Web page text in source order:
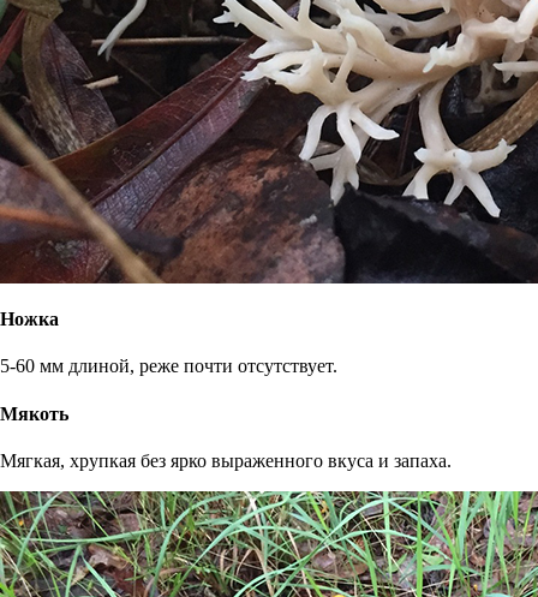
Ножка
5-60 мм длиной, реже почти отсутствует.
Мякоть
Мягкая, хрупкая без ярко выраженного вкуса и запаха.